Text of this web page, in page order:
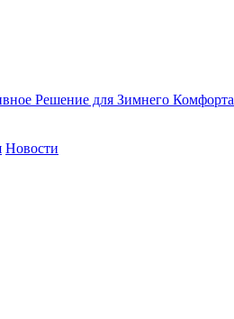
Решение для Зимнего Комфорта
Новости